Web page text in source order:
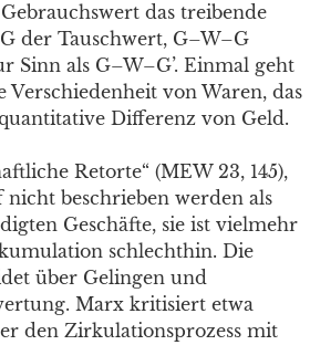
das treibende
der Tauschwert, G–W–G
Sinn als G–W–G’. Einmal geht
Verschiedenheit von Waren, das
Differenz von Geld.
Retorte“ (MEW 23, 145),
nicht beschrieben werden als
Geschäfte, sie ist vielmehr
schlechthin. Die
über Gelingen und
Marx kritisiert etwa
den Zirkulationsprozess mit